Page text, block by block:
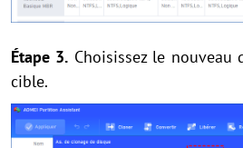
Étape 3. Choisissez le nouveau
cible.